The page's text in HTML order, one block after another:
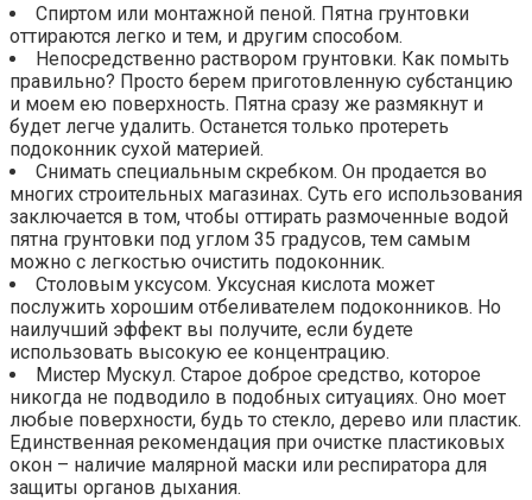
Спиртом или монтажной пеной. Пятна грунтовки
оттираются легко и тем, и другим способом.
Непосредственно раствором грунтовки. Как помыть
правильно? Просто берем приготовленную субстанцию
и моем ею поверхность. Пятна сразу же размякнут и
будет легче удалить. Останется только протереть
подоконник сухой материей.
Снимать специальным скребком. Он продается во
многих строительных магазинах. Суть его использования
заключается в том, чтобы оттирать размоченные водой
пятна грунтовки под углом 35 градусов, тем самым
можно с легкостью очистить подоконник.
Столовым уксусом. Уксусная кислота может
послужить хорошим отбеливателем подоконников. Но
наилучший эффект вы получите, если будете
использовать высокую ее концентрацию.
Мистер Мускул. Старое доброе средство, которое
никогда не подводило в подобных ситуациях. Оно моет
любые поверхности, будь то стекло, дерево или пластик.
Единственная рекомендация при очистке пластиковых
окон – наличие малярной маски или респиратора для
защиты органов дыхания.